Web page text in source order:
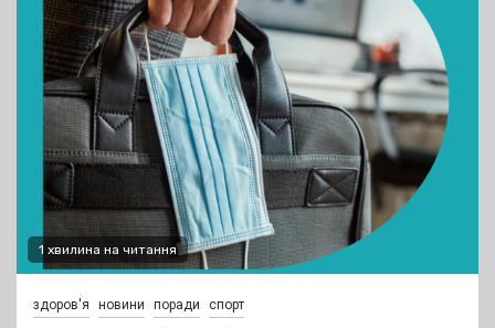
1 хвилина на читання
здоров'я новини поради спорт